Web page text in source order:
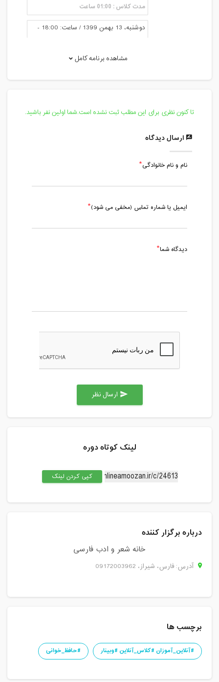
مدت کلاس : 01:00 ساعت
دوشنبه، 13 بهمن 1399 / ساعت: 18:00 -
مدت کلاس : 01:00 ساعتمشاهده برنامه کامل
تا کنون نظری برای این مطلب ثبت نشده است.شما اولین نفر باشید.
ارسال دیدگاه
نام و نام خانوادگی
ایمیل یا شماره تماس (مخفی می شود)
دیدگاه شما
send
لینک کوتاه دوره
کپی کردن لینک
درباره برگزار کننده
خانه شعر و ادب فارسی
آدرس: فارس، شيراز، 09172003962
برچسب ها
#آنلاین_آموزان #کلاس_آنلاین #وبینار #حافظ_خوانی